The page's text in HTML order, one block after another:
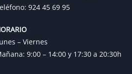
924 45 69 95
– Viernes
9:00 – 14:00 y 17:30 a 20:30h